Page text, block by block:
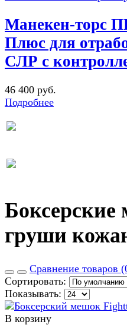
Манекен-торс
Плюс для
СЛР с
46 400 руб.
Подробнее
груши
Сравнение товаров
Сортировать:
Показывать:
В корзину